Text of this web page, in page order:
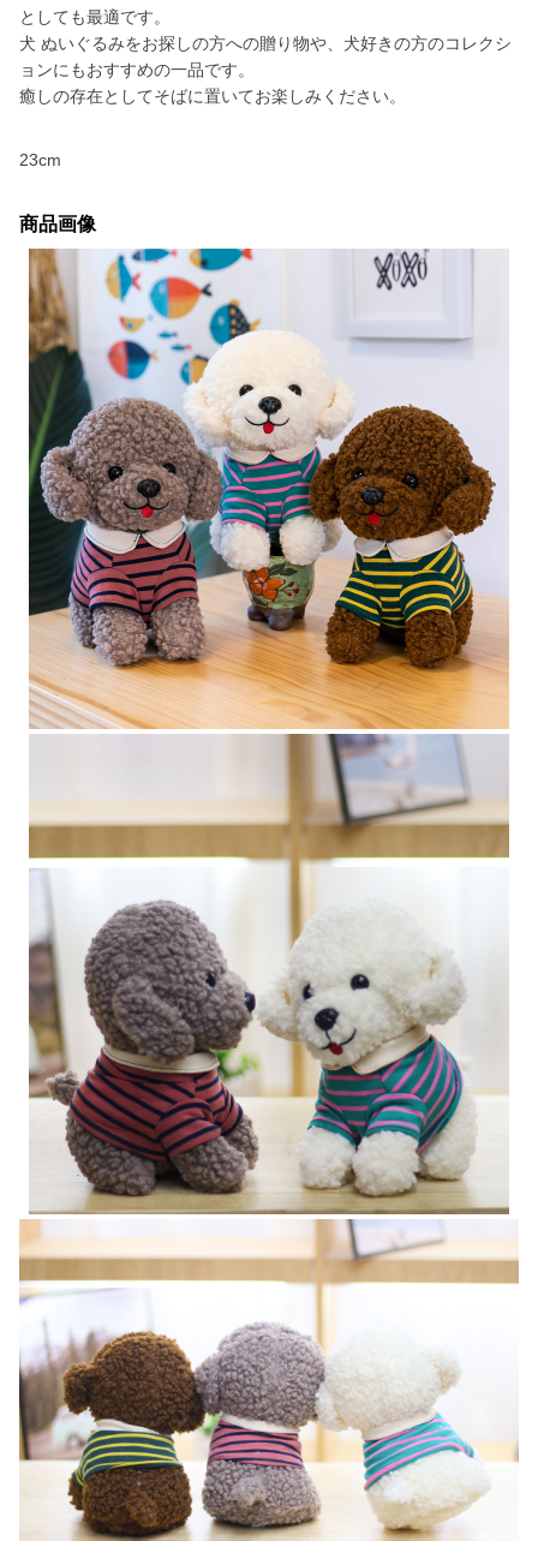
としても最適です。
犬 ぬいぐるみをお探しの方への贈り物や、犬好きの方のコレクシ
ョンにもおすすめの一品です。
癒しの存在としてそばに置いてお楽しみください。
23cm
商品画像